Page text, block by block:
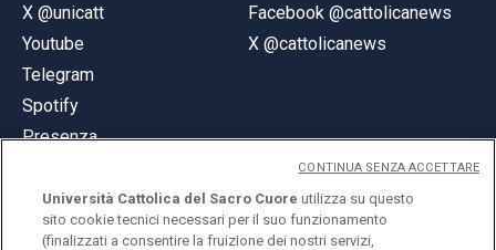
X @unicatt
Youtube
Telegram
Spotify
Presenza
Facebook @cattolicanews
X @cattolicanews
Università Cattolica del Sacro Cuore utilizza su questo
sito cookie tecnici necessari per il suo funzionamento
(finalizzati a consentire la fruizione dei nostri servizi,
CONTINUA SENZA ACCETTARE